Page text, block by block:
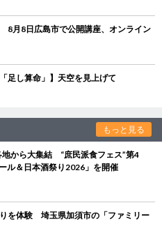
月8日広島市で公開講座、オンライン
足し算命」】天空を見上げて
もっと見る
から大集結 “庶民派食フェス”第4
ル＆日本酒祭り2026」を開催
を体験 埼玉県加須市の「ファミリー